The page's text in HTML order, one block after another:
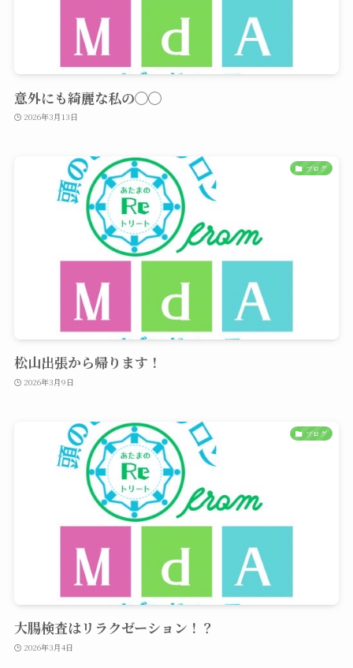
意外にも綺麗な私の◯◯
2026年3月13日
ブログ
松山出張から帰ります！
2026年3月9日
ブログ
大腸検査はリラクゼーション！？
2026年3月4日